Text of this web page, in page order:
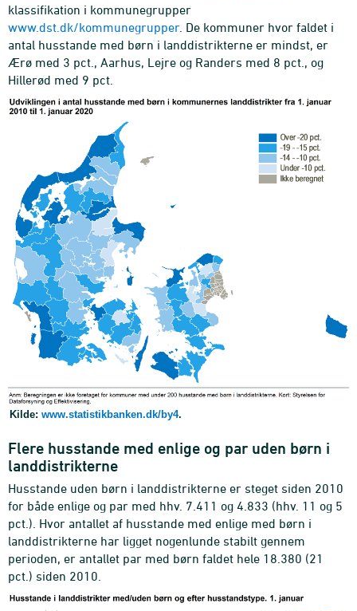
klassifikation i kommunegrupper
www.dst.dk/kommunegrupper. De kommuner hvor faldet i
antal husstande med børn i landdistrikterne er mindst, er
Ærø med 3 pct., Aarhus, Lejre og Randers med 8 pct., og
Hillerød med 9 pct.
Kilde: www.statistikbanken.dk/by4.
Flere husstande med enlige og par uden børn i
landdistrikterne
Husstande uden børn i landdistrikterne er steget siden 2010
for både enlige og par med hhv. 7.411 og 4.833 (hhv. 11 og 5
pct.). Hvor antallet af husstande med enlige med børn i
landdistrikterne har ligget nogenlunde stabilt gennem
perioden, er antallet par med børn faldet hele 18.380 (21
pct.) siden 2010.